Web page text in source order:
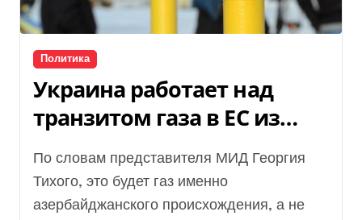
Политика
Украина работает над
транзитом газа в ЕС из
Азербайджана: названо
условие поставки (видео)
По словам представителя МИД Георгия
Тихого, это будет газ именно
азербайджанского происхождения, а не